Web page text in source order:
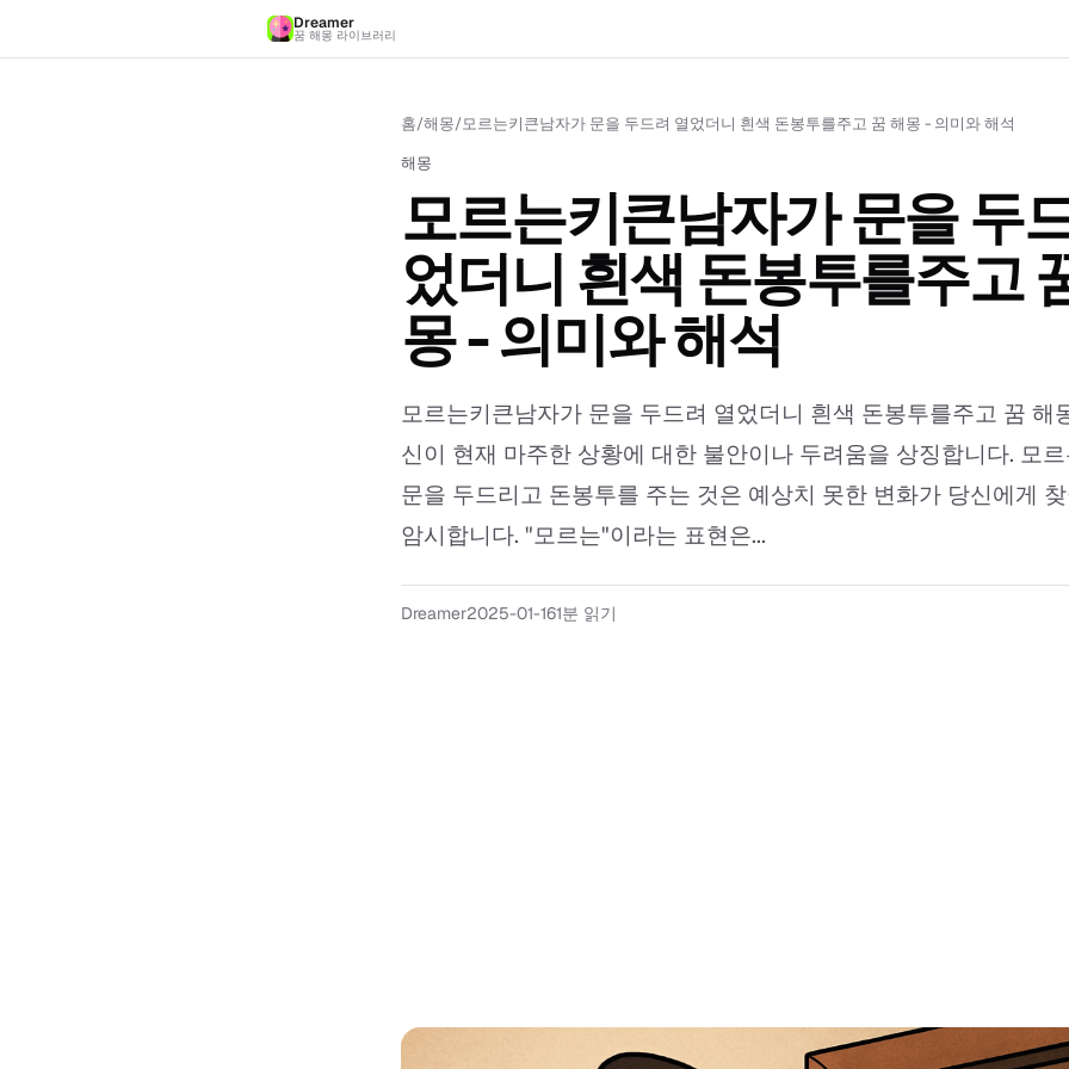
Dreamer
꿈 해몽 라이브러리
홈/해몽/모르는키큰남자가 문을 두드려 열었더니 흰색 돈봉투를주고 꿈 해몽 - 의미와 해석
해몽
모르는키큰남자가 문을 두
었더니 흰색 돈봉투를주고
몽 - 의미와 해석
모르는키큰남자가 문을 두드려 열었더니 흰색 돈봉투를주고 꿈 해
신이 현재 마주한 상황에 대한 불안이나 두려움을 상징합니다. 모
문을 두드리고 돈봉투를 주는 것은 예상치 못한 변화가 당신에게
암시합니다. "모르는"이라는 표현은...
Dreamer2025-01-161분 읽기